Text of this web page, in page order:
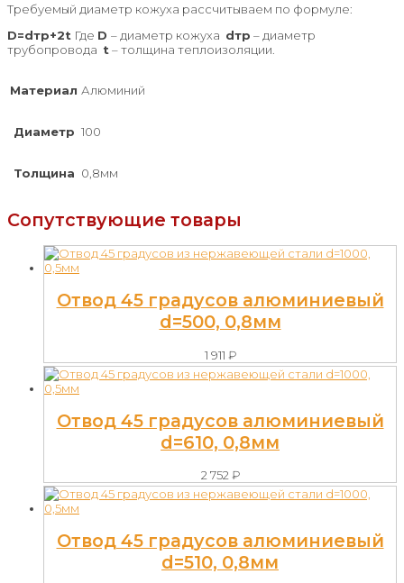
Требуемый диаметр кожуха рассчитываем по формуле:
D=dтр+2t Где D – диаметр кожуха dтр – диаметр
трубопровода t – толщина теплоизоляции.
Материал Алюминий
Диаметр 100
Толщина 0,8мм
Сопутствующие товары
Отвод 45 градусов алюминиевый
d=500, 0,8мм
1 911 ₽
Отвод 45 градусов алюминиевый
d=610, 0,8мм
2 752 ₽
Отвод 45 градусов алюминиевый
d=510, 0,8мм